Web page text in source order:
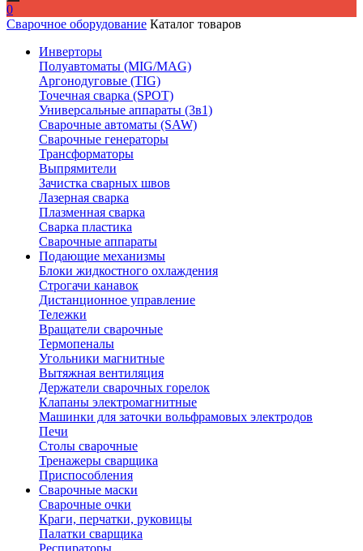
0
Сварочное оборудование Каталог товаров
Инверторы
Полуавтоматы (MIG/MAG)
Аргонодуговые (TIG)
Точечная сварка (SPOT)
Универсальные аппараты (3в1)
Сварочные автоматы (SAW)
Сварочные генераторы
Трансформаторы
Выпрямители
Зачистка сварных швов
Лазерная сварка
Плазменная сварка
Сварка пластика
Сварочные аппараты
Подающие механизмы
Блоки жидкостного охлаждения
Строгачи канавок
Дистанционное управление
Тележки
Вращатели сварочные
Термопеналы
Угольники магнитные
Вытяжная вентиляция
Держатели сварочных горелок
Клапаны электромагнитные
Машинки для заточки вольфрамовых электродов
Печи
Столы сварочные
Тренажеры сварщика
Приспособления
Сварочные маски
Сварочные очки
Краги, перчатки, руковицы
Палатки сварщика
Респираторы